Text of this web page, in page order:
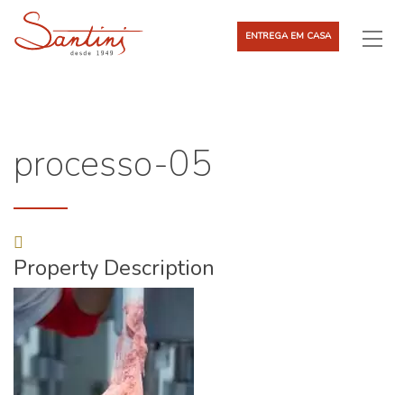
ENTREGA EM CASA
processo-05
Property Description